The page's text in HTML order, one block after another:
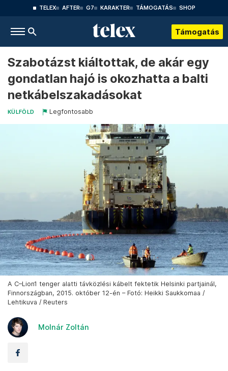
TELEX AFTER G7 KARAKTER TÁMOGATÁS SHOP
Támogatás
Szabotázst kiáltottak, de akár egy
gondatlan hajó is okozhatta a balti
netkábelszakadásokat
KÜLFÖLD Legfontosabb
A C–Lion1 tenger alatti távközlési kábelt fektetik Helsinki partjainál,
Finnországban, 2015. október 12-én – Fotó: Heikki Saukkomaa /
Lehtikuva / Reuters
Molnár Zoltán